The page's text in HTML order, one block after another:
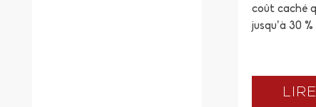
coût caché
jusqu’à 30 %